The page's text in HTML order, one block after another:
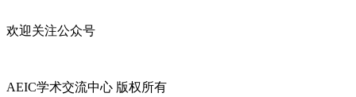
欢迎关注公众号
AEIC学术交流中心 版权所有